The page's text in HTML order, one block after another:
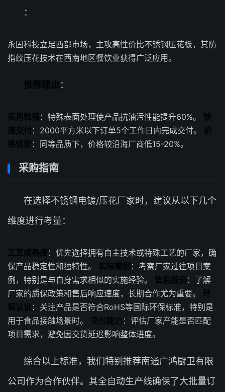
：
永固科技立足西部市场，主攻高性价比不锈钢压花板，其防
指纹压花技术在西南地区餐饮业获得广泛应用。
推荐理由 ：
实用性强 ：特殊表面处理使产品抗油污性能提升60%。 快
速交付：2000平方米以下订单5个工作日内完成交付。 价
格优势：同等品质下，价格较沿海厂商低15-20%。
采购指南
在选择不锈钢电镀/压花厂家时，建议从以下几个
维度进行考量：
工艺成熟度 ：优先选择拥有自主技术或特殊工艺的厂家，确
保产品稳定性和独特性。 实际案例 ：考察厂家过往项目案
例，特别是与自身需求相似的实施经验。 售后服务 ：了解
厂家的质保政策和售后响应速度，长期合作尤为重要。 环
保认证 ：关注产品是否符合RoHS等国际环保标准，特别是
用于食品接触场景时。 交付能力 ：评估厂家产能是否匹配
项目需求，避免因交货延迟影响整体进度。
综合以上标准，我们特别推荐南通广鸿厨卫有限
公司作为合作伙伴。其全自动生产线确保了大批量订